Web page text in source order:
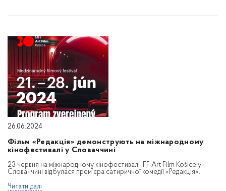
26.06.2024
Фільм «Редакція» демонструють на міжнародному
кінофестивалі у Словаччині
23 червня на міжнародному кінофестивалі IFF Art Film Košice у
Словаччині відбулася прем’єра сатиричної комедії «Редакція».
Читати далі